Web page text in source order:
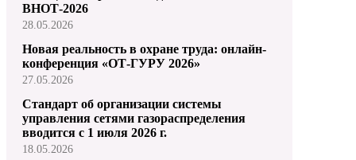
ВНОТ-2026
28.05.2026
Новая реальность в охране труда: онлайн-
конференция «ОТ-ГУРУ 2026»
27.05.2026
Стандарт об организации системы
управления сетями газораспределения
вводится с 1 июля 2026 г.
18.05.2026